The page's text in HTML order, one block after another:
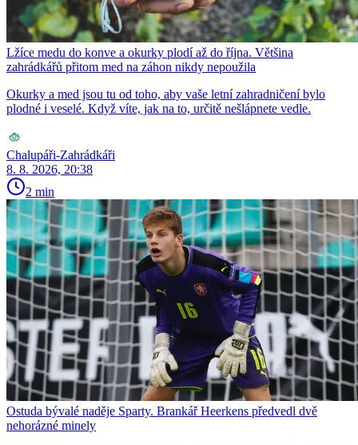
Lžíce medu do konve a okurky plodí až do října. Většina
zahrádkářů přitom med na záhon nikdy nepoužila
Okurky a med jsou tu od toho, aby vaše letní zahradničení bylo
plodné i veselé. Když víte, jak na to, určitě nešlápnete vedle.
Chalupáři-Zahrádkáři
8. 8. 2026, 20:38
2 min
Ostuda bývalé naděje Sparty. Brankář Heerkens předvedl dvě
nehorázné minely